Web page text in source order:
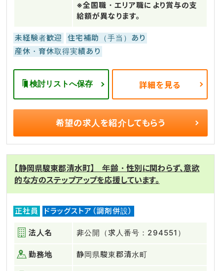
※全国職・エリア職により賞与の支
給額が異なります。
未経験者歓迎
住宅補助（手当）あり
産休・育休取得実績あり
検討リストへ保存 詳細を見る
希望の求人を紹介してもらう
【静岡県駿東郡清水町】 年齢・性別に関わらず、意欲
的な方のステップアップを応援しています。
正社員 ドラッグストア（調剤併設）
法人名 非公開（求人番号：294551）
勤務地 静岡県駿東郡清水町